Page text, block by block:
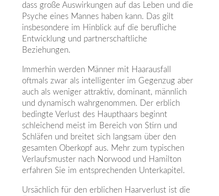
dass große Auswirkungen auf das Leben und die
Psyche eines Mannes haben kann. Das gilt
insbesondere im Hinblick auf die berufliche
Entwicklung und partnerschaftliche
Beziehungen.
Immerhin werden Männer mit Haarausfall
oftmals zwar als intelligenter im Gegenzug aber
auch als weniger attraktiv, dominant, männlich
und dynamisch wahrgenommen. Der erblich
bedingte Verlust des Haupthaars beginnt
schleichend meist im Bereich von Stirn und
Schläfen und breitet sich langsam über den
gesamten Oberkopf aus. Mehr zum typischen
Verlaufsmuster nach Norwood und Hamilton
erfahren Sie im entsprechenden Unterkapitel.
Ursächlich für den erblichen Haarverlust ist die